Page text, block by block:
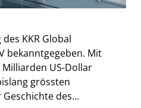
KKR Global
bekanntgegeben. Mit
US-Dollar
grössten
des...